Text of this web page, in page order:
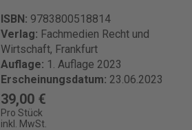
ISBN: 9783800518814
Verlag: Fachmedien Recht und
Wirtschaft, Frankfurt
Auflage: 1. Auflage 2023
Erscheinungsdatum: 23.06.2023
39,00 €
Pro Stück
inkl. MwSt.